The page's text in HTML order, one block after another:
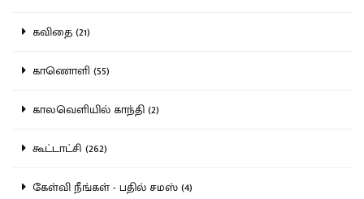
கவிதை (21)
காணொளி (55)
காலவெளியில் காந்தி (2)
கூட்டாட்சி (262)
கேள்வி நீங்கள் - பதில் சமஸ் (4)